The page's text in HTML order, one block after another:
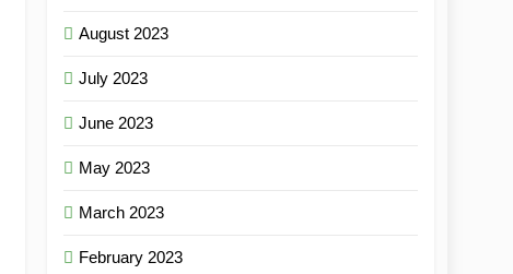
August 2023
July 2023
June 2023
May 2023
March 2023
February 2023